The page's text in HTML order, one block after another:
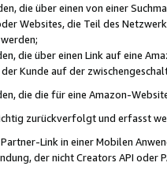
die über einen von einer
Websites, die Teil des
die über einen Link auf eine
Kunde auf der
die die für eine Amazon-
zurückverfolgt und erfasst
Link in einer Mobilen
der nicht Creators API